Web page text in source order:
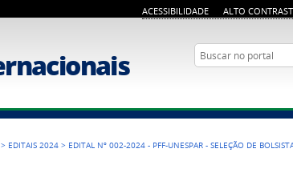
ACESSIBILIDADE ALTO
Busca
> EDITAIS 2024 > EDITAL Nº 002-2024 - PFF-UNESPAR - SELEÇÃO DE